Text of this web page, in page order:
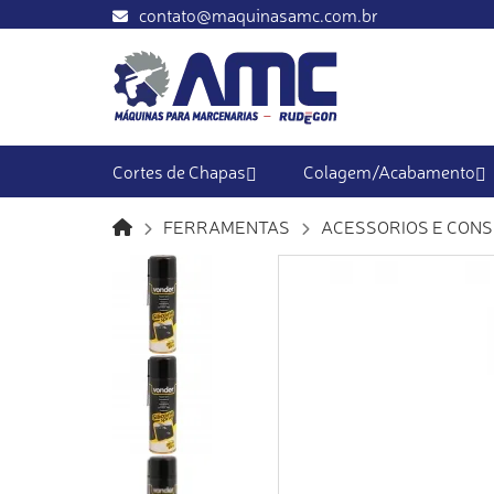
contato@maquinasamc.com.br
Cortes de Chapas Colagem/Acabamento
FERRAMENTAS ACESSORIOS E